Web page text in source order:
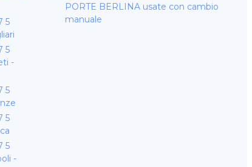
5
5
-
5
5
5
-
PORTE BERLINA usate con cambio
manuale